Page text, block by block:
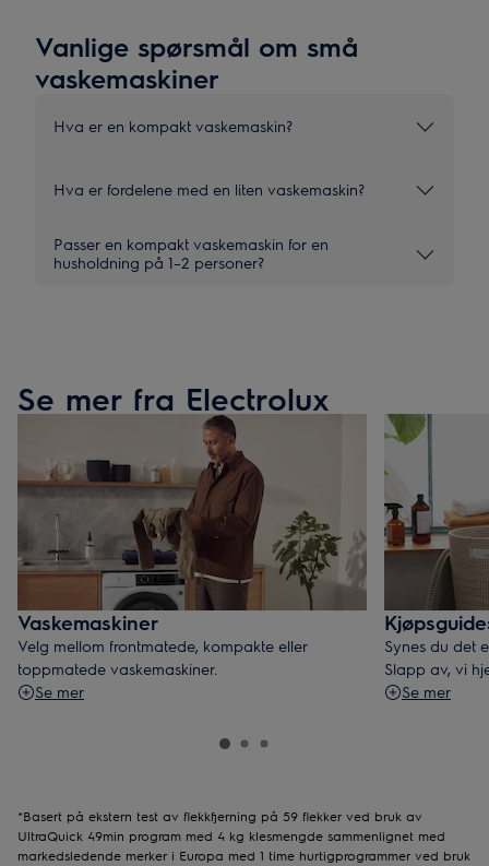
Vanlige spørsmål om små
vaskemaskiner
Hva er en kompakt vaskemaskin?
Hva er fordelene med en liten vaskemaskin?
Passer en kompakt vaskemaskin for en
husholdning på 1–2 personer?
Se mer fra Electrolux
Vaskemaskiner
Velg mellom frontmatede, kompakte eller
toppmatede vaskemaskiner.
Se mer
Synes du det
Slapp av, vi
Se mer
*Basert på ekstern test av flekkfjerning på 59 flekker ved bruk av
UltraQuick 49min program med 4 kg klesmengde sammenlignet med
markedsledende merker i Europa med 1 time hurtigprogrammer ved bruk